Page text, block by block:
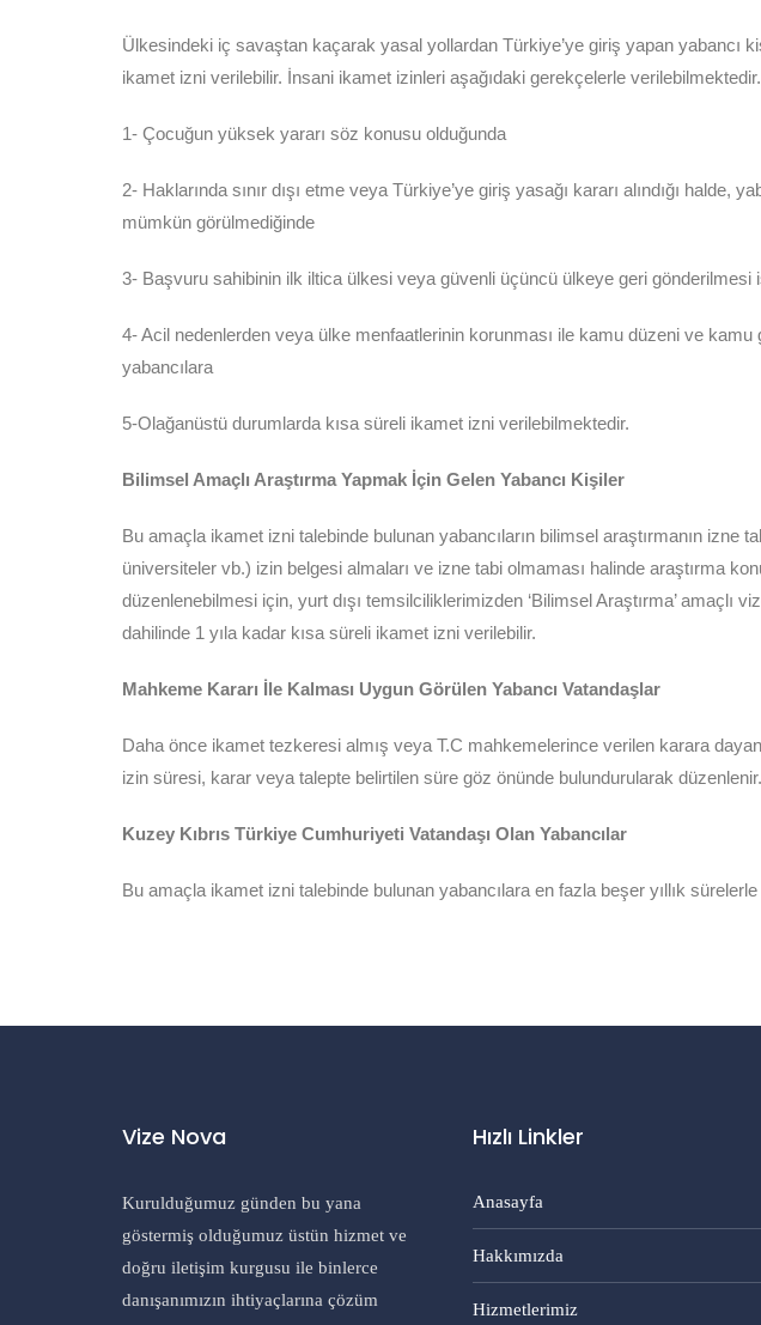
Ülkesindeki iç savaştan kaçarak yasal yollardan Türkiye’ye giriş yapan yabancı
ikamet izni verilebilir. İnsani ikamet izinleri aşağıdaki gerekçelerle verilebilmektedir.
1- Çocuğun yüksek yararı söz konusu olduğunda
2- Haklarında sınır dışı etme veya Türkiye’ye giriş yasağı kararı alındığı halde,
mümkün görülmediğinde
3- Başvuru sahibinin ilk iltica ülkesi veya güvenli üçüncü ülkeye geri gönderilmesi
4- Acil nedenlerden veya ülke menfaatlerinin korunması ile kamu düzeni ve
yabancılara
5-Olağanüstü durumlarda kısa süreli ikamet izni verilebilmektedir.
Bilimsel Amaçlı Araştırma Yapmak İçin Gelen Yabancı Kişiler
Bu amaçla ikamet izni talebinde bulunan yabancıların bilimsel araştırmanın izne
üniversiteler vb.) izin belgesi almaları ve izne tabi olmaması halinde araştırma
düzenlenebilmesi için, yurt dışı temsilciliklerimizden ‘Bilimsel Araştırma’ amaçlı
dahilinde 1 yıla kadar kısa süreli ikamet izni verilebilir.
Mahkeme Kararı İle Kalması Uygun Görülen Yabancı Vatandaşlar
Daha önce ikamet tezkeresi almış veya T.C mahkemelerince verilen karara
izin süresi, karar veya talepte belirtilen süre göz önünde bulundurularak düzenlenir.
Kuzey Kıbrıs Türkiye Cumhuriyeti Vatandaşı Olan Yabancılar
Bu amaçla ikamet izni talebinde bulunan yabancılara en fazla beşer yıllık
Vize Nova
Kurulduğumuz günden bu yana
göstermiş olduğumuz üstün hizmet ve
doğru iletişim kurgusu ile binlerce
danışanımızın ihtiyaçlarına çözüm
Hızlı Linkler
Anasayfa
Hakkımızda
Hizmetlerimiz